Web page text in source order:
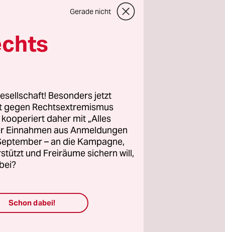
zur Frau
Film,
(„Ein
aus
Ein
die
Gerade nicht
Besonders jetzt
gegen Rechtsextremismus
daher mit „Alles
Einnahmen aus Anmeldungen
– an die Kampagne,
und Freiräume sichern will,
Schon dabei!